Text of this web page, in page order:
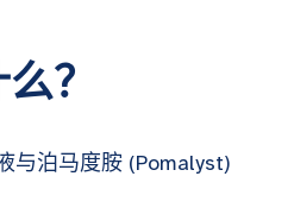
？
与泊马度胺 (Pomalyst)